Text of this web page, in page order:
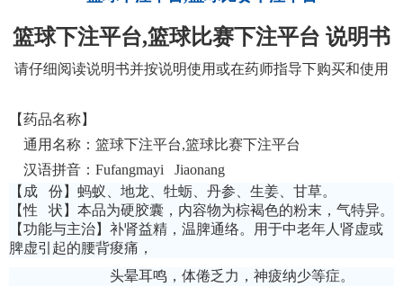
篮球下注平台,篮球比赛下注平台 说明书
请仔细阅读说明书并按说明使用或在药师指导下购买和使用
【药品名称】
通用名称：篮球下注平台,篮球比赛下注平台
汉语拼音： Fufangmayi Jiaonang
【 成 份】 蚂蚁、地龙、牡蛎、 丹参、生姜、甘草。
【性
状】本品为硬胶囊 ， 内容物为棕褐色的粉末 ， 气特异。
【功能与主治】 补肾益精，温脾通络。用于中老年人肾虚或
脾虚引起的腰背痠痛，
头晕耳鸣，体倦乏力，神疲纳少等症。